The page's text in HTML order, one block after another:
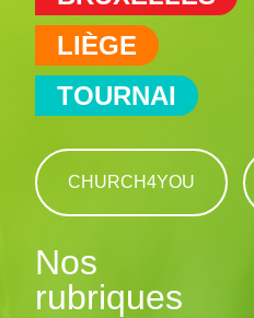
LIÈGE
TOURNAI
CHURCH4YOU
Nos
rubriques